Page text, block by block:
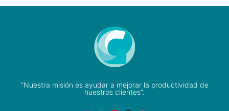
“Nuestra misión es ayudar a mejorar la productividad de
nuestros clientes”.